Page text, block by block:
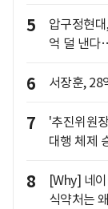
5
압구정현
억 덜 낸다
6 서장훈, 28
7
'추진위원
대행 체제
8
[Why] 네
식약처는